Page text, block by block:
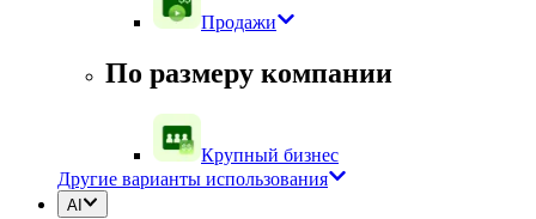
Продажи
По размеру компании
Крупный бизнес
Другие варианты использования
AI